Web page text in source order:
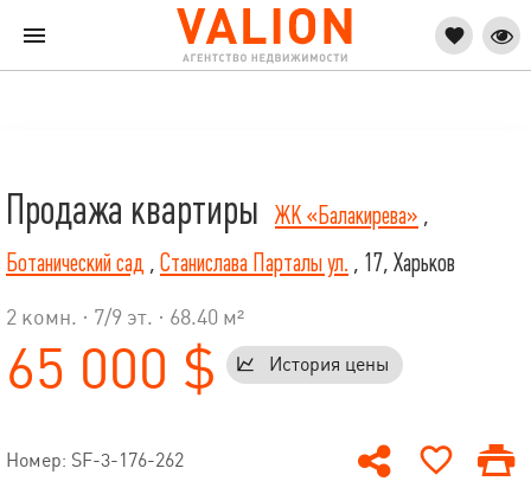
Продажа квартиры ЖК «Балакирева» ,
Ботанический сад , Станислава Парталы ул. , 17, Харьков
2 комн. · 7/9 эт. · 68.40 м²
65 000 $ История цены
Номер: SF-3-176-262